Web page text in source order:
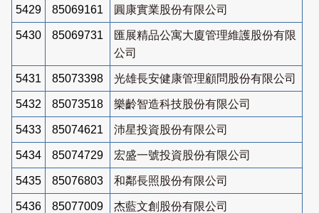
5429 85069161 圓康實業股份有限公司
5430 85069731
匯展精品公寓大廈管理維護股份有限
公司
5431 85073398 光雄長安健康管理顧問股份有限公司
5432 85073518 樂齡智造科技股份有限公司
5433 85074621 沛星投資股份有限公司
5434 85074729 宏盛一號投資股份有限公司
5435 85076803 和鄰長照股份有限公司
5436 85077009 杰藍文創股份有限公司